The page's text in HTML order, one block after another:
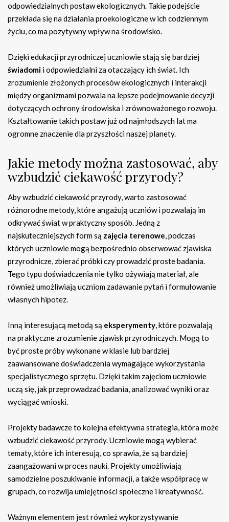
odpowiedzialnych postaw ekologicznych. Takie podejście
przekłada się na działania proekologiczne w ich codziennym
życiu, co ma pozytywny wpływ na środowisko.
Dzięki edukacji przyrodniczej uczniowie stają się bardziej
świadomi i odpowiedzialni za otaczający ich świat. Ich
zrozumienie złożonych procesów ekologicznych i interakcji
między organizmami pozwala na lepsze podejmowanie decyzji
dotyczących ochrony środowiska i zrównoważonego rozwoju.
Kształtowanie takich postaw już od najmłodszych lat ma
ogromne znaczenie dla przyszłości naszej planety.
Jakie metody można zastosować, aby
wzbudzić ciekawość przyrody?
Aby wzbudzić ciekawość przyrody, warto zastosować
różnorodne metody, które angażują uczniów i pozwalają im
odkrywać świat w praktyczny sposób. Jedną z
najskuteczniejszych form są zajęcia terenowe, podczas
których uczniowie mogą bezpośrednio obserwować zjawiska
przyrodnicze, zbierać próbki czy prowadzić proste badania.
Tego typu doświadczenia nie tylko ożywiają materiał, ale
również umożliwiają uczniom zadawanie pytań i formułowanie
własnych hipotez.
Inną interesującą metodą są eksperymenty, które pozwalają
na praktyczne zrozumienie zjawisk przyrodniczych. Mogą to
być proste próby wykonane w klasie lub bardziej
zaawansowane doświadczenia wymagające wykorzystania
specjalistycznego sprzętu. Dzięki takim zajęciom uczniowie
uczą się, jak przeprowadzać badania, analizować wyniki oraz
wyciągać wnioski.
Projekty badawcze to kolejna efektywna strategia, która może
wzbudzić ciekawość przyrody. Uczniowie mogą wybierać
tematy, które ich interesują, co sprawia, że są bardziej
zaangażowani w proces nauki. Projekty umożliwiają
samodzielne poszukiwanie informacji, a także współpracę w
grupach, co rozwija umiejętności społeczne i kreatywność.
Ważnym elementem jest również wykorzystywanie